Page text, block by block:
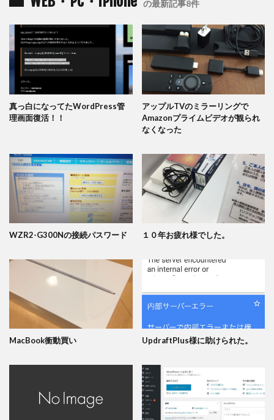
の最新記事8件
真っ白になってたWordPress管
理画面復活！！
アップルTVのミラーリングで
Amazonプライムビデオが観られ
なくなった
WZR2-G300Nの接続パスワード １０年お疲れ様でした。
MacBook衝動買い UpdraftPlus様に助けられた。